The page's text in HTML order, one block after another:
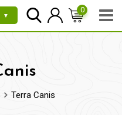
▼
0
Terra Canis